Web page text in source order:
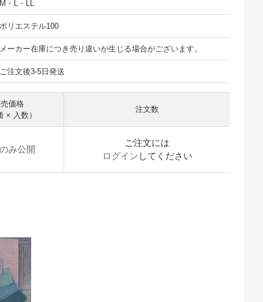
M・L・LL
ポリエステル100
メーカー在庫につき売り違いが生じる場合がございます。
ご注文後3-5日発送
価格
× 入数）
注文数
み公開
ご注文には
ログイン してください